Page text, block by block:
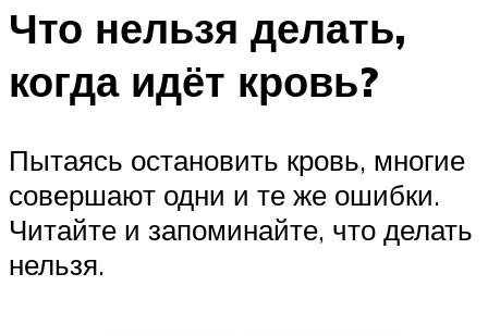
Что нельзя делать,
когда идёт кровь?
Пытаясь остановить кровь, многие
совершают одни и те же ошибки.
Читайте и запоминайте, что делать
нельзя.